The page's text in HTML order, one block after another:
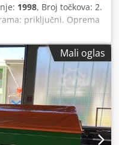
1998, Broj točkova: 2.
priključni. Oprema
Ncfqjfx Aaisk
Mali oglas